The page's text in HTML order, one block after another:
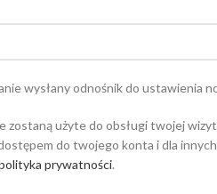
wysłany odnośnik do ustawienia
zostaną użyte do obsługi twojej
do twojego konta i dla
prywatności.